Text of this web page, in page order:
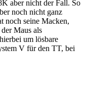
aber nicht der Fall. So
noch nicht ganz
noch seine Macken,
Maus als
um lösbare
V für den TT, bei